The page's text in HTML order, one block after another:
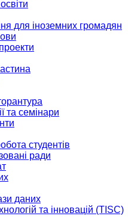
для іноземних громадян
та семінари
студентів
ради
даних
та інновацій (TISC)